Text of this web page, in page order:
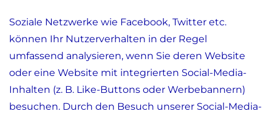
Soziale Netzwerke wie Facebook, Twitter etc.
können Ihr Nutzerverhalten in der Regel
umfassend analysieren, wenn Sie deren Website
oder eine Website mit integrierten Social-Media-
Inhalten (z. B. Like-Buttons oder Werbebannern)
besuchen. Durch den Besuch unserer Social-Media-